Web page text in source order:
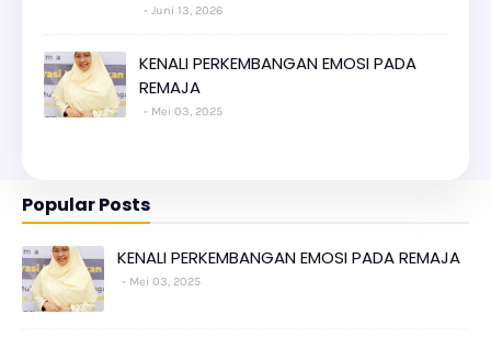
Juni 13, 2026
KENALI PERKEMBANGAN EMOSI PADA
REMAJA
Mei 03, 2025
Popular Posts
KENALI PERKEMBANGAN EMOSI PADA REMAJA
Mei 03, 2025